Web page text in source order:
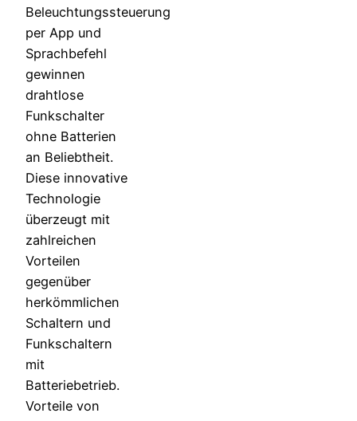
Beleuchtungssteuerung
per App und
Sprachbefehl
gewinnen
drahtlose
Funkschalter
ohne Batterien
an Beliebtheit.
Diese innovative
Technologie
überzeugt mit
zahlreichen
Vorteilen
gegenüber
herkömmlichen
Schaltern und
Funkschaltern
mit
Batteriebetrieb.
Vorteile von